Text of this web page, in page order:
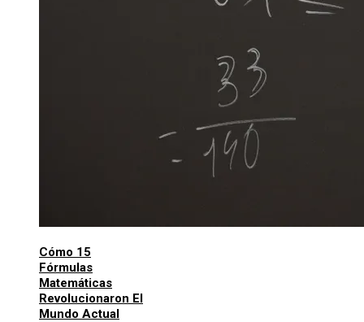
Cómo 15
Fórmulas
Matemáticas
Revolucionaron El
Mundo Actual